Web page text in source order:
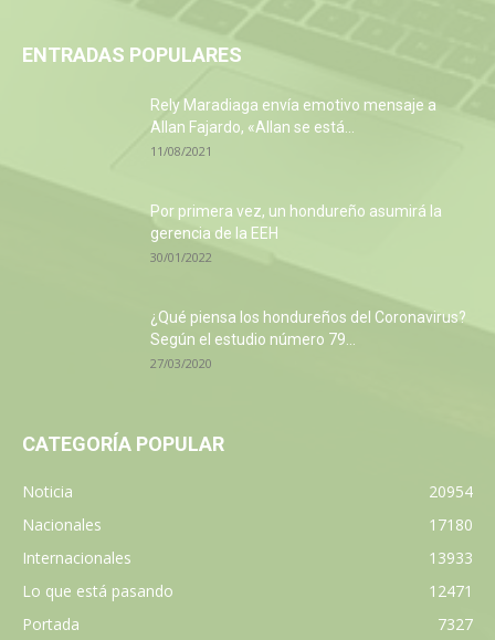
ENTRADAS POPULARES
Rely Maradiaga envía emotivo mensaje a
Allan Fajardo, «Allan se está...
11/08/2021
Por primera vez, un hondureño asumirá la
gerencia de la EEH
30/01/2022
¿Qué piensa los hondureños del Coronavirus?
Según el estudio número 79...
27/03/2020
CATEGORÍA POPULAR
Noticia
20954
Nacionales
17180
Internacionales
13933
Lo que está pasando
12471
Portada
7327